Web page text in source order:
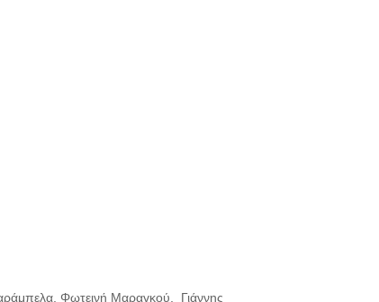
Φωτεινή Μαραγκού, Γιάννης